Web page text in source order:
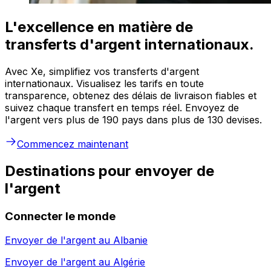
L'excellence en matière de
transferts d'argent internationaux.
Avec Xe, simplifiez vos transferts d'argent
internationaux. Visualisez les tarifs en toute
transparence, obtenez des délais de livraison fiables et
suivez chaque transfert en temps réel. Envoyez de
l'argent vers plus de 190 pays dans plus de 130 devises.
Commencez maintenant
Destinations pour envoyer de
l'argent
Connecter le monde
Envoyer de l'argent au Albanie
Envoyer de l'argent au Algérie